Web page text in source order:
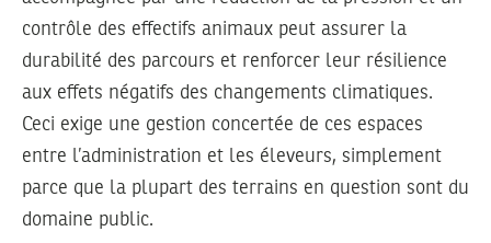
contrôle des effectifs animaux peut assurer la
durabilité des parcours et renforcer leur résilience
aux effets négatifs des changements climatiques.
Ceci exige une gestion concertée de ces espaces
entre l’administration et les éleveurs, simplement
parce que la plupart des terrains en question sont du
domaine public.